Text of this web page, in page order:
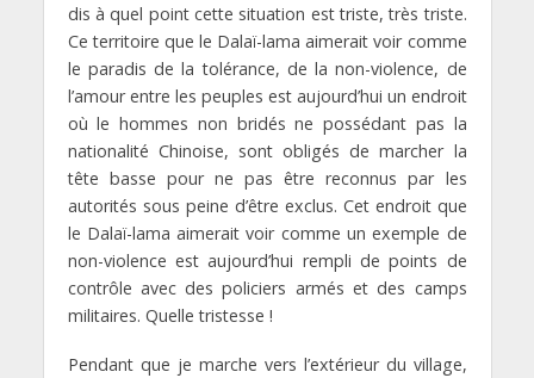
dis à quel point cette situation est triste, très triste.
Ce territoire que le Dalaï-lama aimerait voir comme
le paradis de la tolérance, de la non-violence, de
l’amour entre les peuples est aujourd’hui un endroit
où le hommes non bridés ne possédant pas la
nationalité Chinoise, sont obligés de marcher la
tête basse pour ne pas être reconnus par les
autorités sous peine d’être exclus. Cet endroit que
le Dalaï-lama aimerait voir comme un exemple de
non-violence est aujourd’hui rempli de points de
contrôle avec des policiers armés et des camps
militaires. Quelle tristesse !
Pendant que je marche vers l’extérieur du village,